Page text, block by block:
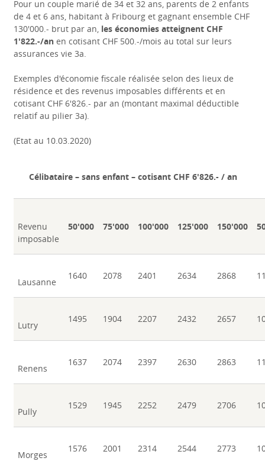
Pour un couple marié de 34 et 32 ans, parents de 2 enfants
de 4 et 6 ans, habitant à Fribourg et gagnant ensemble CHF
130'000.- brut par an,les économies atteignent CHF
1'822.-/anen cotisant CHF 500.-/mois au total sur leurs
assurances vie 3a.
Exemples d'économie fiscale réalisée selon des lieux de
résidence et des revenus imposables différents et en
cotisant CHF 6'826.- par an (montant maximal déductible
relatif au pilier 3a).
(Etat au 10.03.2020)
Célibataire – sans enfant – cotisant CHF 6'826.- / an
Revenu
imposable
50'000 75'000 100'000 125'000 150'000
Lausanne
1640 2078 2401 2634 2868
Lutry
1495 1904 2207 2432 2657
Renens
1637 2074 2397 2630 2863
Pully
1529 1945 2252 2479 2706
Morges
1576 2001 2314 2544 2773